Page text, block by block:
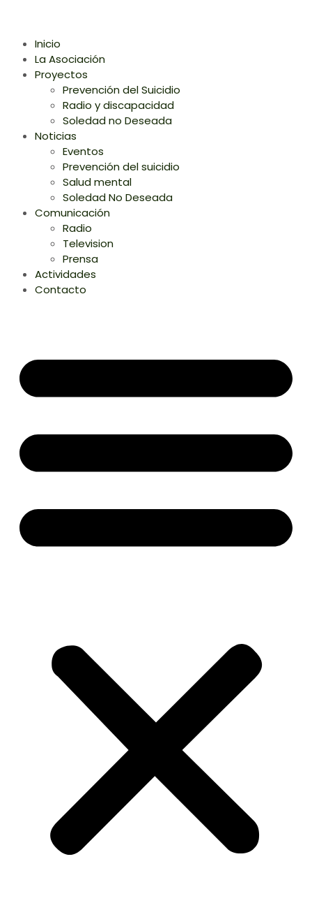
Inicio
La Asociación
Proyectos
Prevención del Suicidio
Radio y discapacidad
Soledad no Deseada
Noticias
Eventos
Prevención del suicidio
Salud mental
Soledad No Deseada
Comunicación
Radio
Television
Prensa
Actividades
Contacto